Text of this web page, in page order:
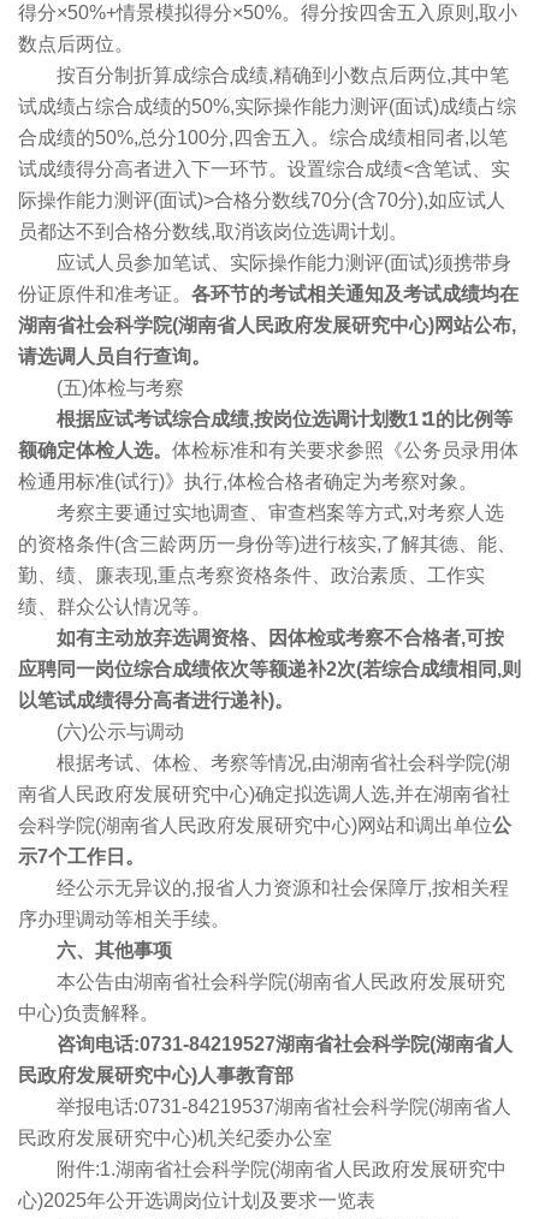
得分×50%+情景模拟得分×50%。得分按四舍五入原则,取小
数点后两位。
按百分制折算成综合成绩,精确到小数点后两位,其中笔
试成绩占综合成绩的50%,实际操作能力测评(面试)成绩占综
合成绩的50%,总分100分,四舍五入。综合成绩相同者,以笔
试成绩得分高者进入下一环节。设置综合成绩<含笔试、实
际操作能力测评(面试)>合格分数线70分(含70分),如应试人
员都达不到合格分数线,取消该岗位选调计划。
应试人员参加笔试、实际操作能力测评(面试)须携带身
份证原件和准考证。 各环节的考试相关通知及考试成绩均在
湖南省社会科学院(湖南省人民政府发展研究中心)网站公布,
请选调人员自行查询。
(五)体检与考察
根据应试考试综合成绩,按岗位选调计划数1∶1的比例等
额确定体检人选。 体检标准和有关要求参照《公务员录用体
检通用标准(试行)》执行,体检合格者确定为考察对象。
考察主要通过实地调查、审查档案等方式,对考察人选
的资格条件(含三龄两历一身份等)进行核实,了解其德、能、
勤、绩、廉表现,重点考察资格条件、政治素质、工作实
绩、群众公认情况等。
如有主动放弃选调资格、因体检或考察不合格者,可按
应聘同一岗位综合成绩依次等额递补2次(若综合成绩相同,则
以笔试成绩得分高者进行递补)。
(六)公示与调动
根据考试、体检、考察等情况,由湖南省社会科学院(湖
南省人民政府发展研究中心)确定拟选调人选,并在湖南省社
会科学院(湖南省人民政府发展研究中心)网站和调出单位公
示7个工作日。
经公示无异议的,报省人力资源和社会保障厅,按相关程
序办理调动等相关手续。
六、其他事项
本公告由湖南省社会科学院(湖南省人民政府发展研究
中心)负责解释。
咨询电话:0731-84219527湖南省社会科学院(湖南省人
民政府发展研究中心)人事教育部
举报电话:0731-84219537湖南省社会科学院(湖南省人
民政府发展研究中心)机关纪委办公室
附件:1.湖南省社会科学院(湖南省人民政府发展研究中
心)2025年公开选调岗位计划及要求一览表